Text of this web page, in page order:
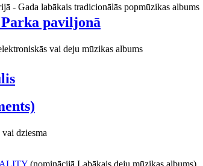
paviljonā
- Gada labākais tradicionālās popmūzikas albums
vai deju mūzikas albums
dziesma
(nominācijā Labākais deju mūzikas albums)